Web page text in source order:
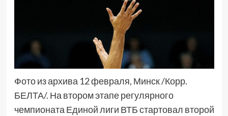
Фото из архива 12 февраля, Минск /Корр.
БЕЛТА/. На втором этапе регулярного
чемпионата Единой лиги ВТБ стартовал второй